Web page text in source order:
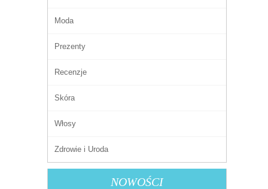
Moda
Prezenty
Recenzje
Skóra
Włosy
Zdrowie i Uroda
NOWOŚCI